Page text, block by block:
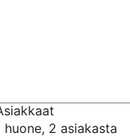
huone, 2 asiakasta